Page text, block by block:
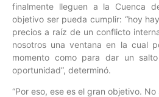
finalmente lleguen a la Cuenca
objetivo ser pueda cumplir: “hoy
precios a raíz de un conflicto
nosotros una ventana en la cual
momento como para dar un
oportunidad”, determinó.
“Por eso, ese es el gran objetivo.